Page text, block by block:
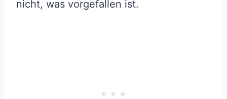
nicht, was vorgefallen ist.